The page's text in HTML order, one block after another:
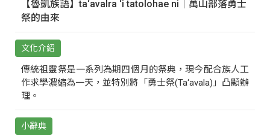
【魯凱族語】ta‘avalra ‘i tatolohae ni｜萬山部落勇士
祭的由來
文化介紹
傳統祖靈祭是一系列為期四個月的祭典，現今配合族人工
作求學濃縮為一天，並特別將「勇士祭(Ta‘avala)」凸顯辦
理。
小辭典